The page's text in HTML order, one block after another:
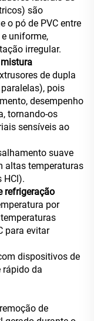
são
o pó de PVC entre
uniforme,
irregular.
de dupla
pois
desempenho
tornando-os
sensíveis ao
suave
altas temperaturas
HCl).
refrigeração
por
para evitar
dispositivos de
rápido da
de